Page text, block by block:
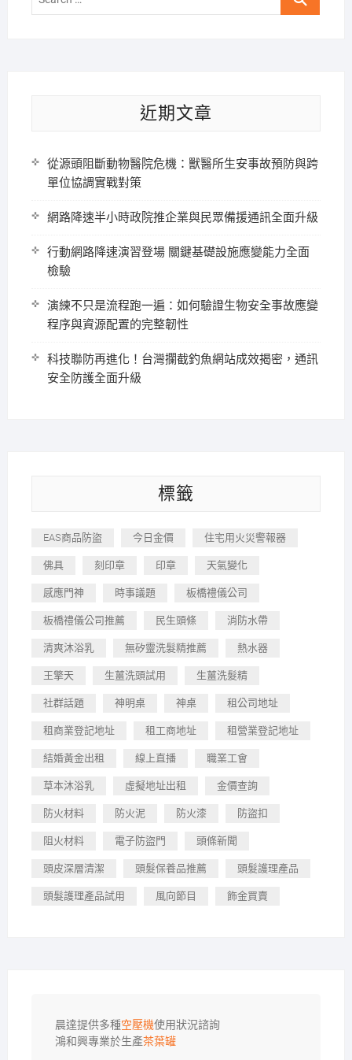
近期文章
從源頭阻斷動物醫院危機：獸醫所生安事故預防與跨
單位協調實戰對策
網路降速半小時政院推企業與民眾備援通訊全面升級
行動網路降速演習登場 關鍵基礎設施應變能力全面
檢驗
演練不只是流程跑一遍：如何驗證生物安全事故應變
程序與資源配置的完整韌性
科技聯防再進化！台灣攔截釣魚網站成效揭密，通訊
安全防護全面升級
標籤
EAS商品防盜 今日金價 住宅用火災警報器
佛具 刻印章 印章 天氣變化
感應門神 時事議題 板橋禮儀公司
板橋禮儀公司推薦 民生頭條 消防水帶
清爽沐浴乳 無矽靈洗髮精推薦 熱水器
王擎天 生薑洗頭試用 生薑洗髮精
社群話題 神明桌 神桌 租公司地址
租商業登記地址 租工商地址 租營業登記地址
結婚黃金出租 線上直播 職業工會
草本沐浴乳 虛擬地址出租 金價查詢
防火材料 防火泥 防火漆 防盜扣
阻火材料 電子防盜門 頭條新聞
頭皮深層清潔 頭髮保養品推薦 頭髮護理產品
頭髮護理產品試用 風向節目 飾金買賣
晨達提供多種空壓機使用狀況諮詢
鴻和興專業於生產茶葉罐